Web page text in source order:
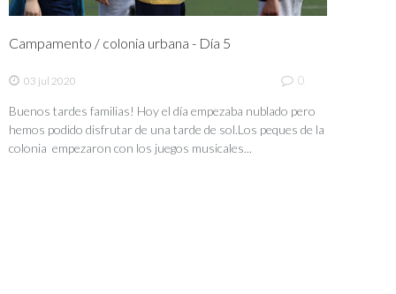
Campamento / colonia urbana - Día 5
03 jul 2020 0
Buenos tardes familias! Hoy el día empezaba nublado pero
hemos podido disfrutar de una tarde de sol.Los peques de la
colonia empezaron con los juegos musicales...